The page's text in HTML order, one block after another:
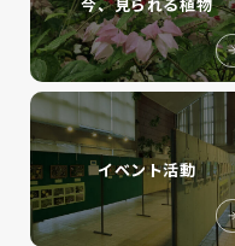
イベント活動